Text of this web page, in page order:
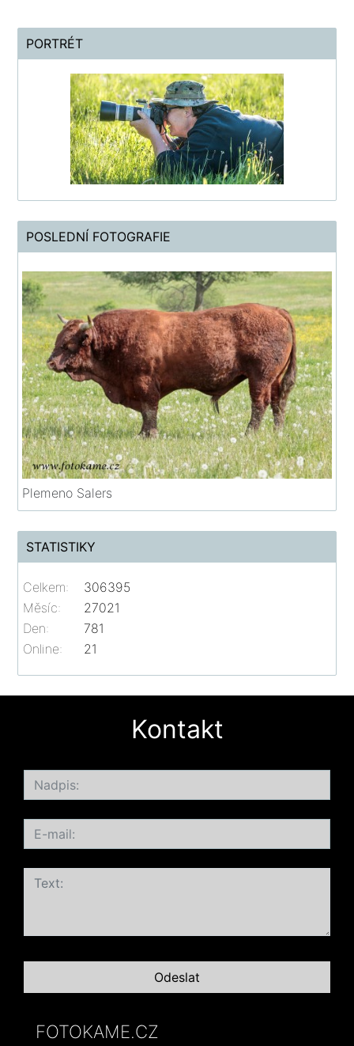
PORTRÉT
POSLEDNÍ FOTOGRAFIE
Plemeno Salers
STATISTIKY
Online: 21
Celkem:
306395
Měsíc:
27021
Den:
781
Kontakt
FOTOKAME.CZ